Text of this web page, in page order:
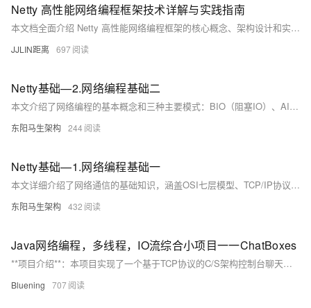
Netty 高性能网络编程框架技术详解与实践指南
本文档全面介绍 Netty 高性能网络编程框架的核心概念、架构设计和实践应用。作为 Java 领域最优秀的 NIO 框架之一，Netty 提供了异步事件驱动的网络应用程序框架，用于快速开发可维护的高性能协议服务器和客户端。本文将深入探讨其 Reactor 模型、ChannelPipeline、编解码器、内存管理等核心机制，帮助开发者构建高性能的网络应用系统。
JJLIN距离 697
Netty基础—2.网络编程基础二
本文介绍了网络编程的基本概念和三种主要模式：BIO（阻塞IO）、AIO（异步IO）和NIO（非阻塞IO）。BIO模型通过为每个客户端连接创建一个线程来处理请求，适合客户端较少的情况，但在高并发下性能较差。AIO模型通过异步IO操作，允许操作系统处理IO，适合高并发场景，但编码复杂且Linux支持有限。NIO模型通过Selector实现多路复用，适合高并发且性能要求高的场景。文章还详细介绍了NIO中的Buffer、Selector、Channel等核心组件，并提供了NIO的实战开发流程和代码示例。
东阳马生架构 244
Netty基础—1.网络编程基础一
本文详细介绍了网络通信的基础知识，涵盖OSI七层模型、TCP/IP协议族及其实现细节。首先解释了OSI模型各层功能，如物理层负责数据通路建立与传输，数据链路层提供无差错传输等。接着探讨了TCP/IP协议，包括TCP和UDP的特点、三次握手与四次挥手过程，以及如何通过确认应答和序列号确保数据可靠性。还分析了HTTP请求的传输流程和报文结构，并讨论了短连接与长连接概念。 此外，解析了Linux下的IO模型，包括阻塞IO、非阻塞IO、IO复用（select/poll/epoll）、信号驱动IO和异步IO的特点与区别，强调了epoll在高并发场景下的优势及其水平触发和边缘触发两种工作模式。
东阳马生架构 432
Java网络编程，多线程，IO流综合小项目一一ChatBoxes
**项目介绍**：本项目实现了一个基于TCP协议的C/S架构控制台聊天室，支持局域网内多客户端同时聊天。用户需注册并登录，用户名唯一，密码格式为字母开头加纯数字。登录后可实时聊天，服务端负责验证用户信息并转发消息。 **项目亮点**： - **C/S架构**：客户端与服务端通过TCP连接通信。 - **多线程**：采用多线程处理多个客户端的并发请求，确保实时交互。 - **IO流**：使用BufferedReader和BufferedWriter进行数据传输，确保高效稳定的通信。 - **线程安全**：通过同步代码块和锁机制保证共享数据的安全性。
Bluening 707